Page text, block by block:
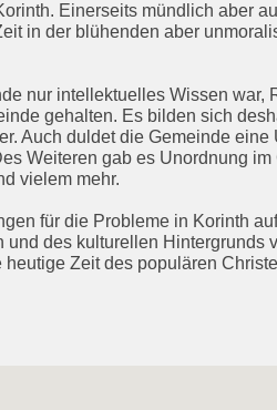
Einerseits mündlich aber
in der blühenden aber
nur intellektuelles Wissen war,
gehalten. Es bilden sich
Auch duldet die Gemeinde eine
Weiteren gab es Unordnung im
vielem mehr.
für die Probleme in Korinth
des kulturellen Hintergrunds
Zeit des populären